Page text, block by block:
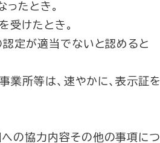
たとき。
けたとき。
定が適当でないと認めると
所等は、速やかに、表示証を
の協力内容その他の事項につ